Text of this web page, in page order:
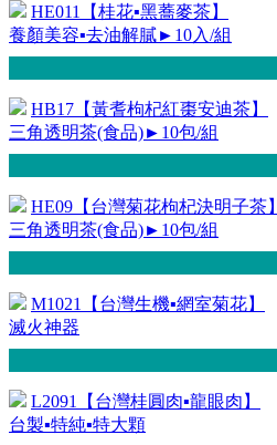
HE011【桂花▪黑蕎麥茶】
養顏美容▪去油解膩►10入/組
HB17【黃耆枸杞紅棗安迪茶】
三角透明茶(食品)►10包/組
HE09【台灣菊花枸杞決明子茶】
三角透明茶(食品)►10包/組
M1021【台灣生機▪網室菊花】
滅火神器
L2091【台灣桂圓肉▪龍眼肉】
台製▪特純▪特大顆